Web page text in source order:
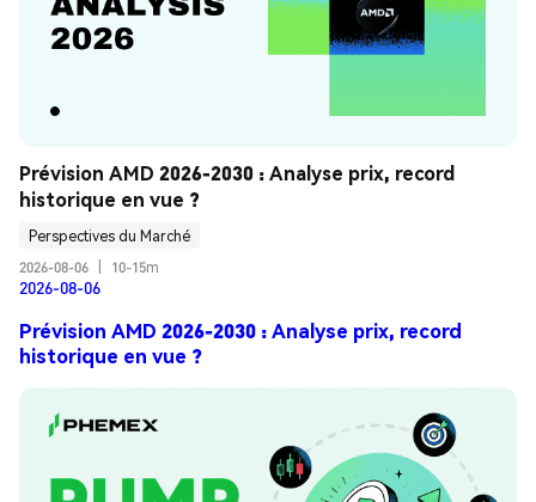
Prévision AMD 2026-2030 : Analyse prix, record
historique en vue ?
Perspectives du Marché
2026-08-06
10-15m
2026-08-06
Prévision AMD 2026-2030 : Analyse prix, record
historique en vue ?